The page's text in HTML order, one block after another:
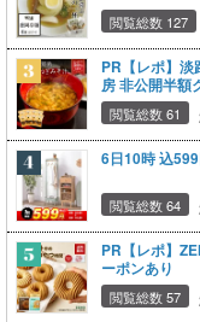
閲覧総数 127
PR【レポ】淡
房 非公開半額
閲覧総数 61
6日10時 込
閲覧総数 64
PR【レポ】
ーポンあり
閲覧総数 57